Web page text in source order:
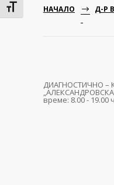
Toggle Font size
НАЧАЛО Д-Р
ДИАГНОСТИЧНО –
време: 8.00 - 19.00